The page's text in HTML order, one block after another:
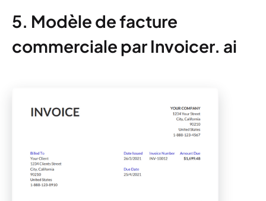
5. Modèle de facture
commerciale par Invoicer. ai